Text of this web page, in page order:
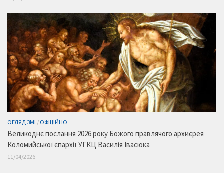
ОГЛЯД ЗМІ / ОФІЦІЙНО
Великоднє послання 2026 року Божого правлячого архиєрея
Коломийської єпархії УГКЦ Василія Івасюка
11/04/2026